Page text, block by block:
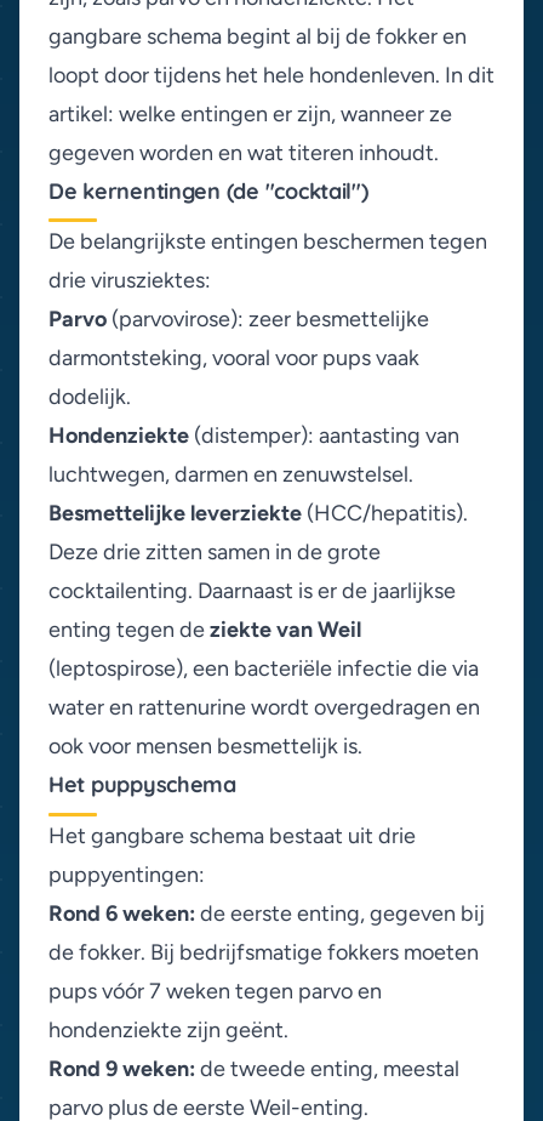
gangbare schema begint al bij de fokker en
loopt door tijdens het hele hondenleven. In dit
artikel: welke entingen er zijn, wanneer ze
gegeven worden en wat titeren inhoudt.
De kernentingen (de "cocktail")
De belangrijkste entingen beschermen tegen
drie virusziektes:
Parvo (parvovirose): zeer besmettelijke
darmontsteking, vooral voor pups vaak
dodelijk.
Hondenziekte (distemper): aantasting van
luchtwegen, darmen en zenuwstelsel.
Besmettelijke leverziekte (HCC/hepatitis).
Deze drie zitten samen in de grote
cocktailenting. Daarnaast is er de jaarlijkse
enting tegen deziekte van Weil
(leptospirose), een bacteriële infectie die via
water en rattenurine wordt overgedragen en
ook voor mensen besmettelijk is.
Het puppyschema
Het gangbare schema bestaat uit drie
puppyentingen:
Rond 6 weken: de eerste enting, gegeven bij
de fokker. Bij bedrijfsmatige fokkers moeten
pups vóór 7 weken tegen parvo en
hondenziekte zijn geënt.
Rond 9 weken: de tweede enting, meestal
parvo plus de eerste Weil-enting.